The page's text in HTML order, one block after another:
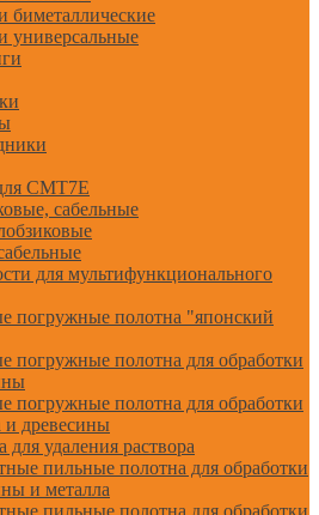
биметаллические
универсальные
CMT7E
сабельные
для мультифункционального
погружные полотна "японский
погружные полотна для обработки
погружные полотна для обработки
и древесины
для удаления раствора
пильные полотна для обработки
и металла
пильные полотна для обработки